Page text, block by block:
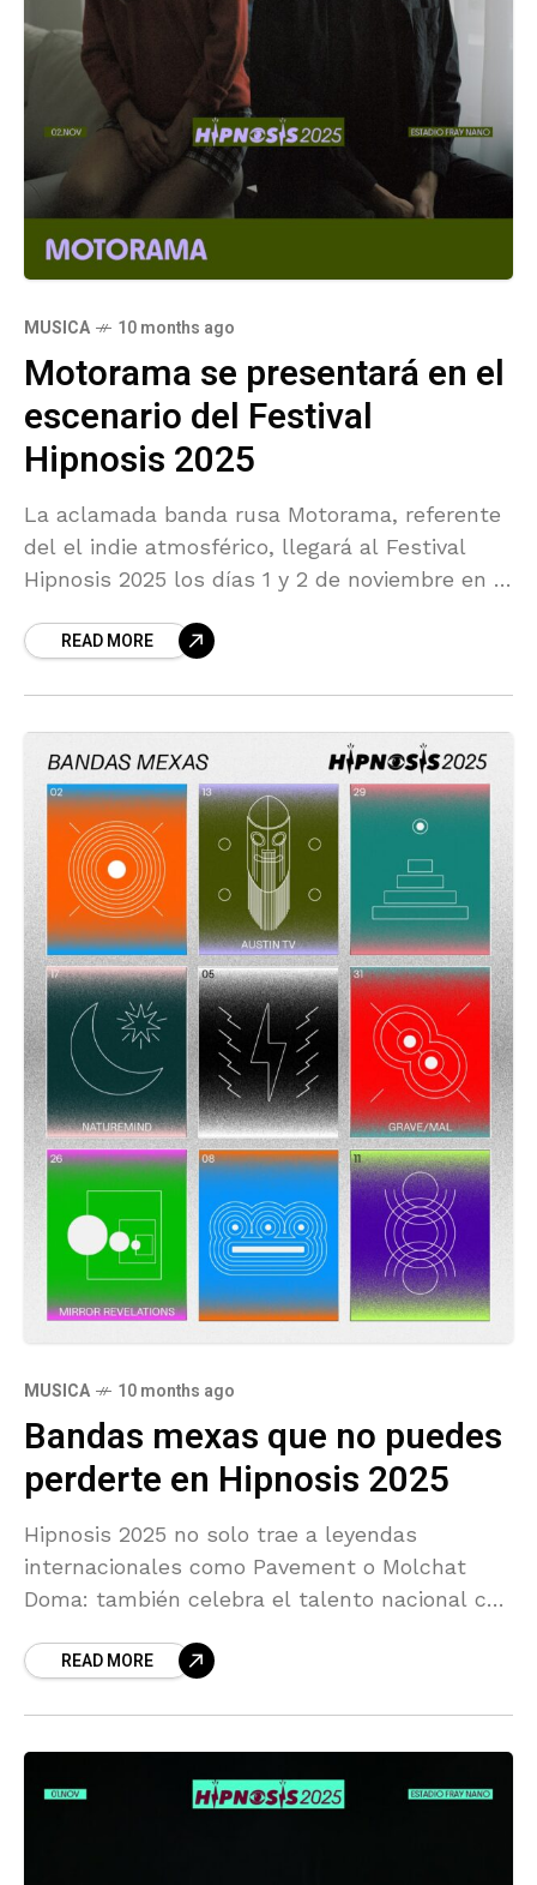
MUSICA 10 months ago
Motorama se presentará en el
escenario del Festival
Hipnosis 2025
La aclamada banda rusa Motorama, referente
del el indie atmosférico, llegará al Festival
Hipnosis 2025 los días 1 y 2 de noviembre en el
READ MORE
MUSICA 10 months ago
Bandas mexas que no puedes
perderte en Hipnosis 2025
Hipnosis 2025 no solo trae a leyendas
internacionales como Pavement o Molchat
Doma: también celebra el talento nacional con
vitalidad y diversidad de
READ MORE